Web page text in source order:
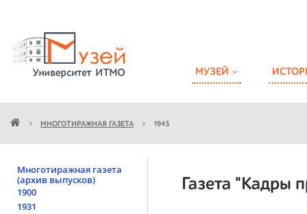
МУЗЕЙ
МНОГОТИРАЖНАЯ ГАЗЕТА 1943
Многотиражная газета
(архив выпусков)
1900
1931
Газета "Кадры